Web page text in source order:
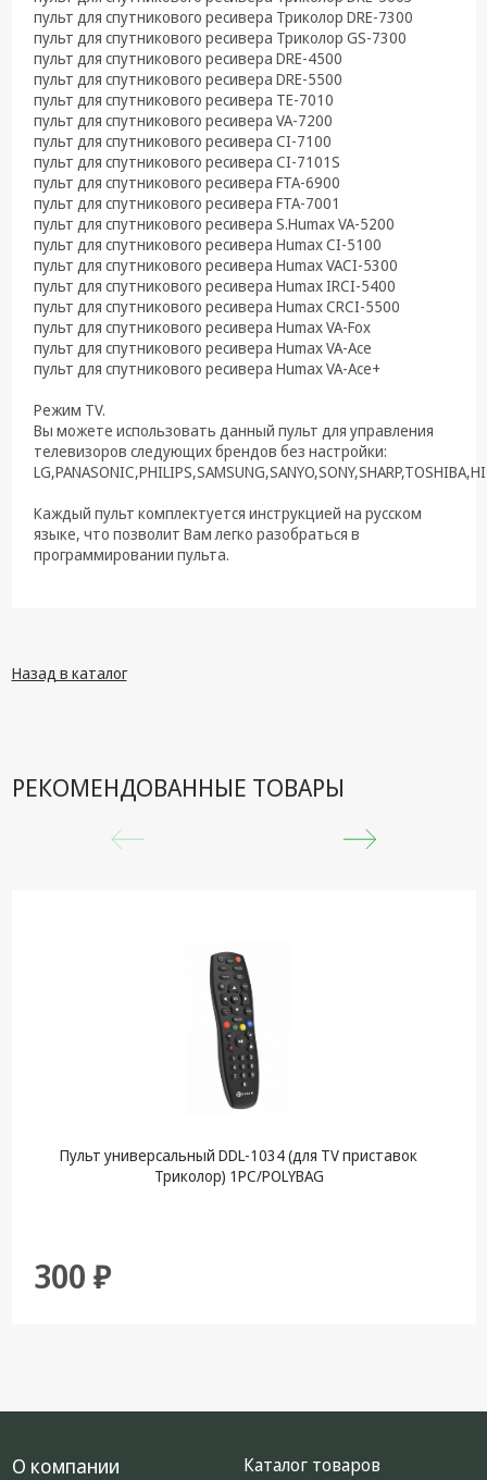
пульт для спутникового ресивера Триколор DRE-7300
пульт для спутникового ресивера Триколор GS-7300
пульт для спутникового ресивера DRE-4500
пульт для спутникового ресивера DRE-5500
пульт для спутникового ресивера ТЕ-7010
пульт для спутникового ресивера VA-7200
пульт для спутникового ресивера CI-7100
пульт для спутникового ресивера CI-7101S
пульт для спутникового ресивера FTA-6900
пульт для спутникового ресивера FTA-7001
пульт для спутникового ресивера S.Humax VA-5200
пульт для спутникового ресивера Humax CI-5100
пульт для спутникового ресивера Humax VACI-5300
пульт для спутникового ресивера Humax IRCI-5400
пульт для спутникового ресивера Humax CRCI-5500
пульт для спутникового ресивера Humax VA-Fox
пульт для спутникового ресивера Humax VA-Ace
пульт для спутникового ресивера Humax VA-Ace+
Режим TV.
Вы можете использовать данный пульт для управления
телевизоров следующих брендов без настройки:
Каждый пульт комплектуется инструкцией на русском
языке, что позволит Вам легко разобраться в
программировании пульта.
Назад в каталог
РЕКОМЕНДОВАННЫЕ ТОВАРЫ
Пульт универсальный DDL-1034 (для TV приставок
Триколор) 1PC/POLYBAG
300 ₽
О компании
Каталог товаров